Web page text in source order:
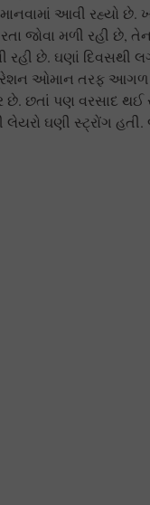
માનવામાં આવી રહ્યો
જોવા મળી રહી છે,
રહી છે. ઘણાં દિવસથી
ઓમાન તરફ આગળ
છતાં પણ વરસાદ થઈ
લેયરો ઘણી સ્ટ્રોંગ